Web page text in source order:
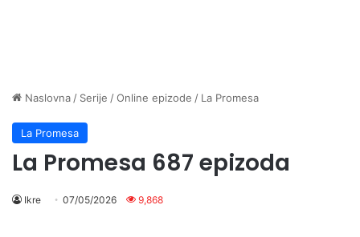
Naslovna / Serije /Online epizode / La Promesa
La Promesa
La Promesa 687 epizoda
Ikre 07/05/2026 9,868